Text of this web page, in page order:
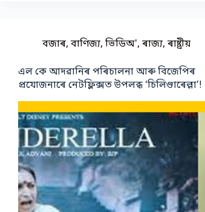
বজাৰ, বাণিজ্য, ভিডিঅ', ৰাজ্য, ৰাষ্ট্ৰীয়
এল কে আদৱানিৰ পৰিচালনা আৰু বিজেপিৰ
প্ৰযোজনাৰে নেটফ্লিক্সত উপলব্ধ ‘চিলিণ্ডাৰেল্লা’!